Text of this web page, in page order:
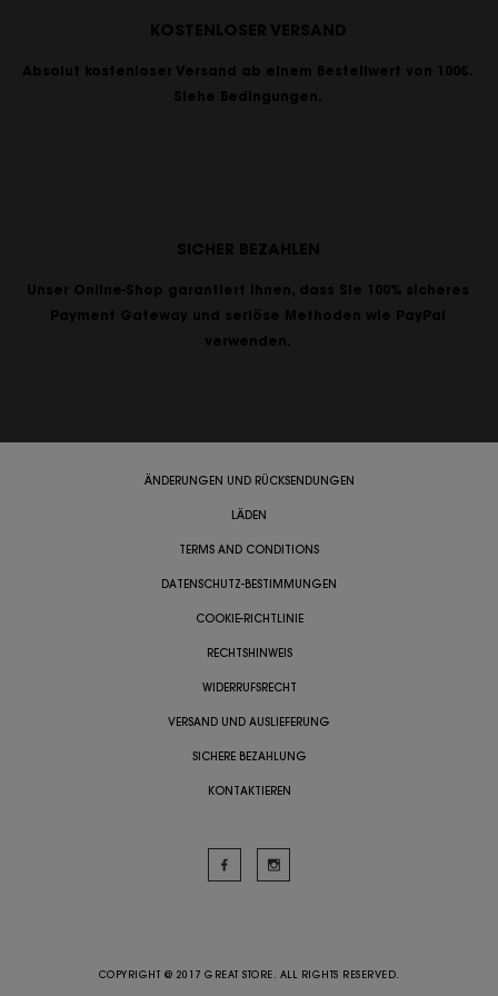
KOSTENLOSER VERSAND
Absolut kostenloser Versand ab einem Bestellwert von 100€.
Siehe Bedingungen.
SICHER BEZAHLEN
Unser Online-Shop garantiert Ihnen, dass Sie 100% sicheres
Payment Gateway und seriöse Methoden wie PayPal
verwenden.
ÄNDERUNGEN UND RÜCKSENDUNGEN
LÄDEN
TERMS AND CONDITIONS
DATENSCHUTZ-BESTIMMUNGEN
COOKIE-RICHTLINIE
RECHTSHINWEIS
WIDERRUFSRECHT
VERSAND UND AUSLIEFERUNG
SICHERE BEZAHLUNG
KONTAKTIEREN
COPYRIGHT @ 2017 GREAT STORE. ALL RIGHTS RESERVED.